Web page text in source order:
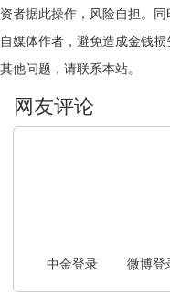
资者据此操作，风险自担。
自媒体作者，避免造成金钱
其他问题，请联系本站。
中金登录 微博登